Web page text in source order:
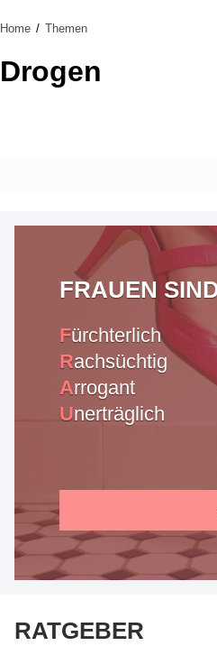
Home Themen
Drogen
FRAUEN
Fürchterlich
Rachsüchtig
Arrogant
Unerträglich
RATGEBER